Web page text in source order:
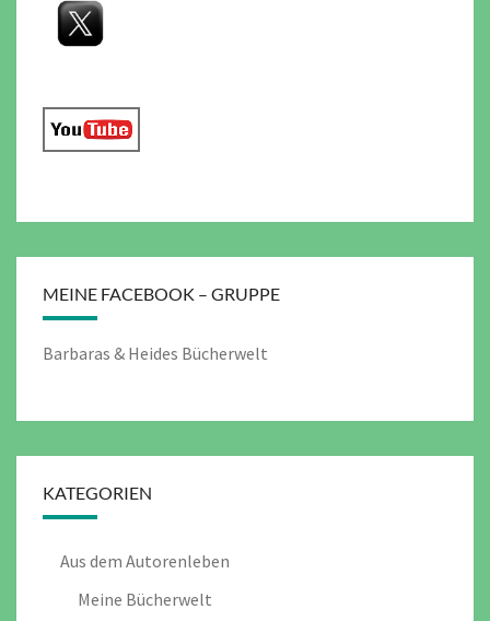
MEINE FACEBOOK – GRUPPE
Barbaras & Heides Bücherwelt
KATEGORIEN
Aus dem Autorenleben
Meine Bücherwelt